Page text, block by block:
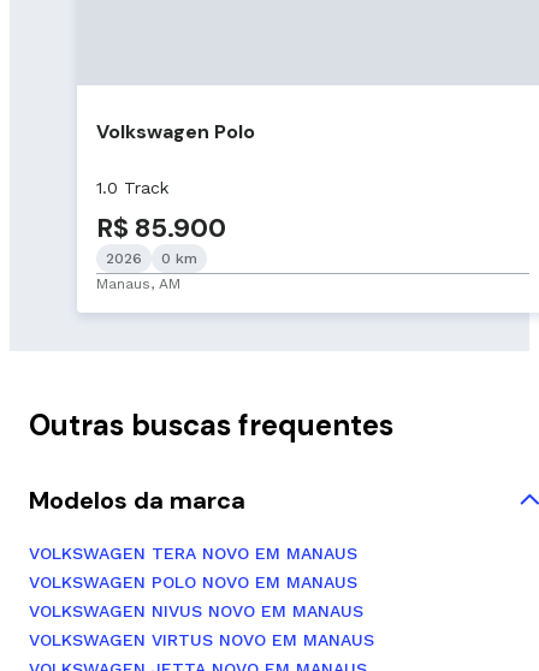
Volkswagen Polo
1.0 Track
R$ 85.900
2026
0 km
Manaus, AM
Outras buscas frequentes
Modelos da marca
VOLKSWAGEN TERA NOVO EM MANAUS
VOLKSWAGEN POLO NOVO EM MANAUS
VOLKSWAGEN NIVUS NOVO EM MANAUS
VOLKSWAGEN VIRTUS NOVO EM MANAUS